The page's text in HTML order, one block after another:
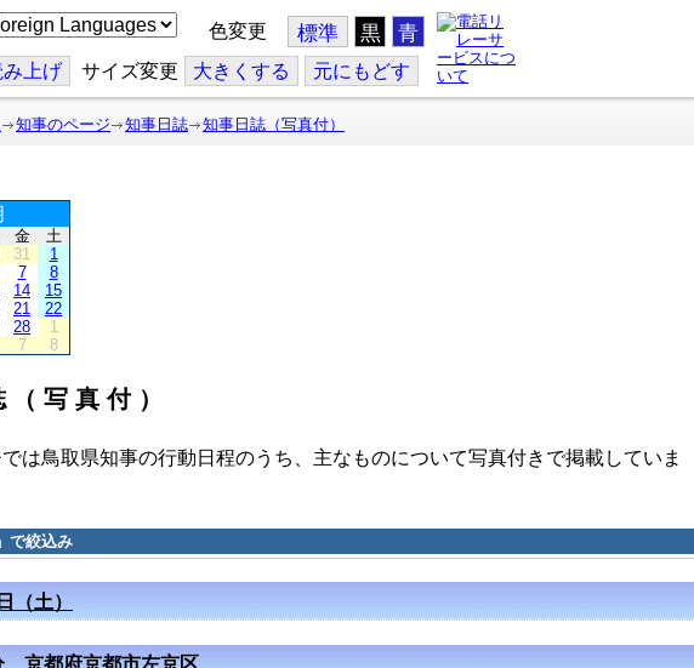
色変更 標準 黒 青
み上げ サイズ変更 大きくする 元にもどす
知事のページ 知事日誌 知事日誌（写真付）
金
土
31
1
7
8
14
15
21
22
28
1
7 8
（写真付）
は鳥取県知事の行動日程のうち、主なものについて写真付きで掲載していま
」で絞込み
（土）
京都府京都市左京区